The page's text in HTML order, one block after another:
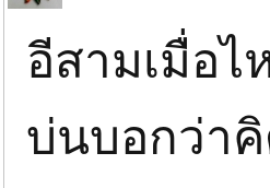
อีสามเมื่อไ
บ่นบอกว่า